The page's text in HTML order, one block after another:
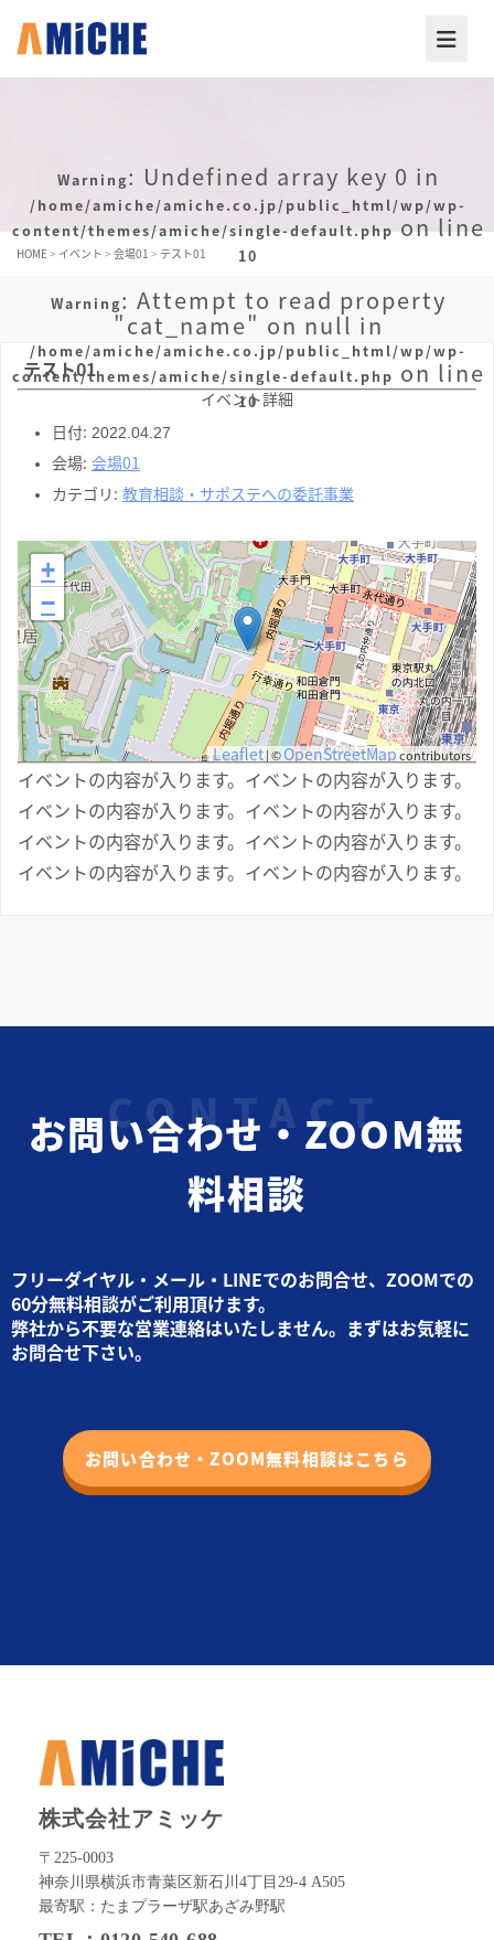
Warning: Undefined array key 0 in
/home/amiche/amiche.co.jp/public_html/wp/wp-
content/themes/amiche/single-default.phpon line
10
Warning: Attempt to read property
"cat_name" on null in
/home/amiche/amiche.co.jp/public_html/wp/wp-
content/themes/amiche/single-default.php on line
10
HOME> イベント > 会場01 > テスト01
テスト01
イベント詳細
日付: 2022.04.27
会場: 会場01
カテゴリ: 教育相談・サポステへの委託事業
+
−
Leaflet| ©OpenStreetMapcontributors
イベントの内容が入ります。イベントの内容が入ります。
イベントの内容が入ります。イベントの内容が入ります。
イベントの内容が入ります。イベントの内容が入ります。
イベントの内容が入ります。イベントの内容が入ります。
お問い合わせ・ZOOM無
料相談
フリーダイヤル・メール・LINEでのお問合せ、ZOOMでの
60分無料相談がご利用頂けます。
弊社から不要な営業連絡はいたしません。まずはお気軽に
お問合せ下さい。
お問い合わせ・ZOOM無料相談はこちら
株式会社アミッケ
〒225-0003
神奈川県横浜市青葉区新石川4丁目29-4 A505
最寄駅：たまプラーザ駅あざみ野駅